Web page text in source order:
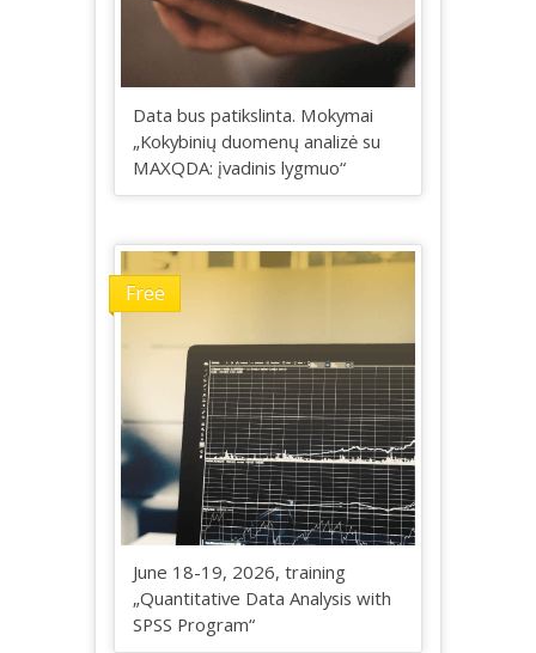
Data bus patikslinta. Mokymai
„Kokybinių duomenų analizė su
MAXQDA: įvadinis lygmuo“
Free
June 18-19, 2026, training
„Quantitative Data Analysis with
SPSS Program“